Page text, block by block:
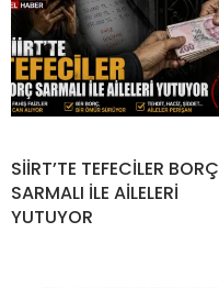
SİİRT’TE TEFECİLER BORÇ
SARMALI İLE AİLELERİ
YUTUYOR